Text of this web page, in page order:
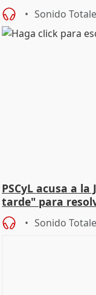
Sonido
PSCyL acusa a
tarde" para
Sonido